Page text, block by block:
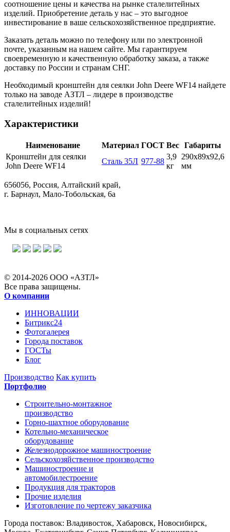
соотношение цены и качества на рынке сталелитейных
изделий. Приобретение деталь у нас – это выгодное
инвестирование в ваше сельскохозяйственное предприятие.
Заказать деталь можно по телефону или по электронной
почте, указанным на нашем сайте. Мы гарантируем
своевременную и качественную обработку заказа, а также
доставку по России и странам СНГ.
Необходимый кронштейн для сеялки John Deere WF14 найдете
только на заводе АЗТЛ – лидере в производстве
сталелитейных изделий!
Характеристики
Наименование Материал ГОСТ Вес Габариты
Кронштейн для сеялки
John Deere WF14
Сталь 35Л 977-88
3,9
кг
290х89х92,6
мм
656056, Россия, Алтайский край,
г. Барнаул, Мало-Тобольская, 6а
Мы в социальных сетях
© 2014-2026 ООО «АЗТЛ»
Все права защищены.
О компании
ИННОВАЦИИ
Битрикс24
Фотогалерея
Города поставок
ГОСТы
Блог
Производство Как купить
Портфолио
Строительно-монтажное
производство
Горно-шахтное оборудование
Котельно-механическое
оборудование
Железнодорожное машиностроение
Сельскохозяйственное производство
Машиностроение и
автомобилестроение
Продукция для тракторов
Прочие изделия
Изготовление по чертежу заказчика
Города поставок: Владивосток, Хабаровск, Новосибирск,